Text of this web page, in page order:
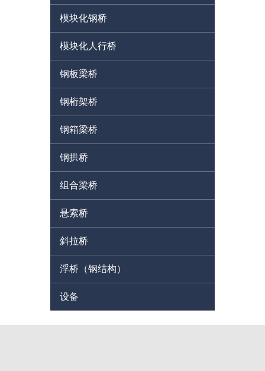
模块化钢桥
模块化人行桥
钢板梁桥
钢桁架桥
钢箱梁桥
钢拱桥
组合梁桥
悬索桥
斜拉桥
浮桥（钢结构）
设备